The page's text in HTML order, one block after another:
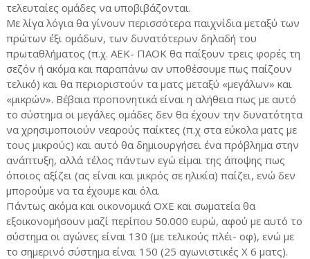
τελευταίες ομάδες να υποβιβάζονται.
Με λίγα λόγια θα γίνουν περισσότερα παιχνίδια μεταξύ των
πρώτων έξι ομάδων, των δυνατότερων δηλαδή του
πρωταθλήματος (π.χ. ΑΕΚ- ΠΑΟΚ θα παίξουν τρεις φορές τη
σεζόν ή ακόμα και παραπάνω αν υποθέσουμε πως παίζουν
τελικό) και θα περιοριστούν τα ματς μεταξύ «μεγάλων» και
«μικρών». Βέβαια προπονητικά είναι η αλήθεια πως με αυτό
το σύστημα οι μεγάλες ομάδες δεν θα έχουν την δυνατότητα
να χρησιμοποιούν νεαρούς παίκτες (π.χ στα εύκολα ματς με
τους μικρούς) και αυτό θα δημιουργήσει ένα πρόβλημα στην
ανάπτυξη, αλλά τέλος πάντων εγώ είμαι της άποψης πως
όποιος αξίζει (ας είναι και μικρός σε ηλικία) παίζει, ενώ δεν
μπορούμε να τα έχουμε και όλα.
Πάντως ακόμα και οικονομικά ΟΧΕ και σωματεία θα
εξοικονομήσουν μαζί περίπου 50.000 ευρώ, αφού με αυτό το
σύστημα οι αγώνες είναι 130 (με τελικούς πλέι- οφ), ενώ με
το σημερινό σύστημα είναι 150 (25 αγωνιστικές X 6 ματς).